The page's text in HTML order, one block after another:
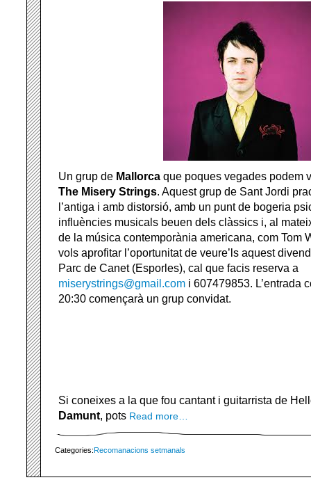
Un grup de Mallorca que poques vegades podem
The Misery Strings. Aquest grup de Sant Jordi
l’antiga i amb distorsió, amb un punt de bogeria
influències musicals beuen dels clàssics i, al
de la música contemporània americana, com Tom
vols aprofitar l’oportunitat de veure’ls aquest
Parc de Canet (Esporles), cal que facis reserva a
miserystrings@gmail.com i 607479853. L’entrada
20:30 començarà un grup convidat.
Si coneixes a la que fou cantant i guitarrista de
Damunt, pots Read more…
Categories:Recomanacions setmanals